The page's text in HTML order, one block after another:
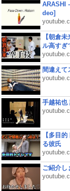
ARASHI
deo]
【朝倉
ル高すぎ
間違えて
手越祐也
【多目
る彼氏
ご紹介し